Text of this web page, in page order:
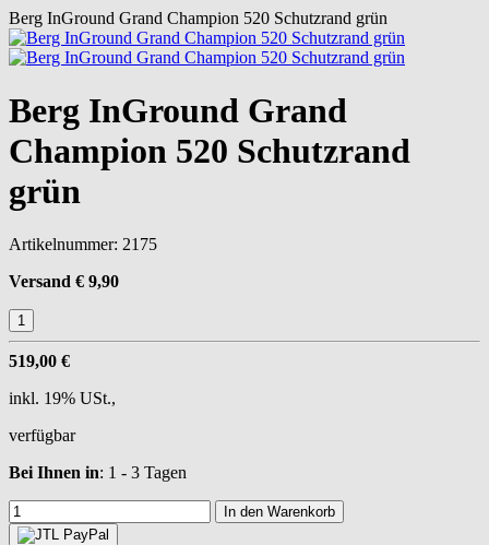
Berg InGround Grand Champion 520 Schutzrand grün
Berg InGround Grand
Champion 520 Schutzrand
grün
Artikelnummer: 2175
Versand € 9,90
519,00 €
inkl. 19% USt.,
verfügbar
Bei Ihnen in: 1 - 3 Tagen
In den Warenkorb